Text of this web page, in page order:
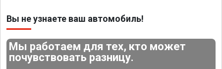
Вы не узнаете ваш автомобиль!
Мы работаем для тех, кто может
почувствовать разницу.